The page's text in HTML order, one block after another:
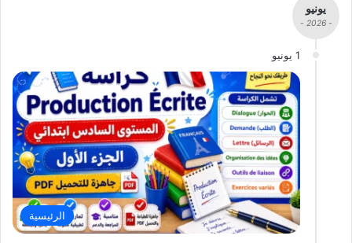
يونيو
- 2026 -
1 يونيو
الرئيسية